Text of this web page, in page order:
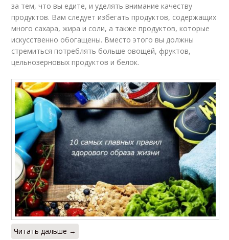
за тем, что вы едите, и уделять внимание качеству
продуктов. Вам следует избегать продуктов, содержащих
много сахара, жира и соли, а также продуктов, которые
искусственно обогащены. Вместо этого вы должны
стремиться потреблять больше овощей, фруктов,
цельнозерновых продуктов и белок.
Читать дальше →